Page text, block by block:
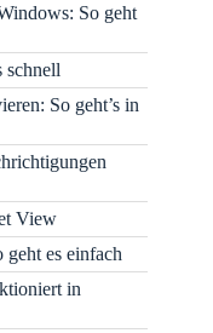
So geht
schnell
So geht’s in
View
es einfach
in